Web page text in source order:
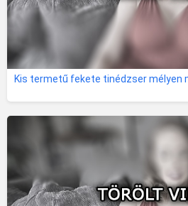
Kis termetű fekete tinédzser mélyen